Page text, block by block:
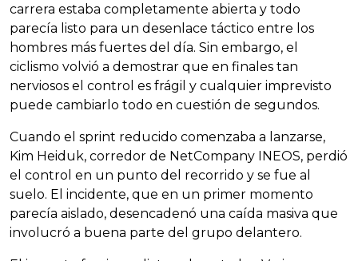
carrera estaba completamente abierta y todo
parecía listo para un desenlace táctico entre los
hombres más fuertes del día. Sin embargo, el
ciclismo volvió a demostrar que en finales tan
nerviosos el control es frágil y cualquier imprevisto
puede cambiarlo todo en cuestión de segundos.
Cuando el sprint reducido comenzaba a lanzarse,
Kim Heiduk, corredor de NetCompany INEOS, perdió
el control en un punto del recorrido y se fue al
suelo. El incidente, que en un primer momento
parecía aislado, desencadenó una caída masiva que
involucró a buena parte del grupo delantero.